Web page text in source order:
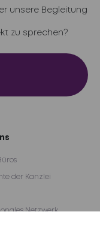
unsere Begleitung
zu sprechen?
der Kanzlei
Netzwerk
partner